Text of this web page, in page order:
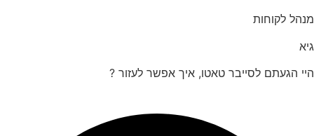
לקוחות
הגעתם לסייבר טאטו, איך אפשר לעזור ?